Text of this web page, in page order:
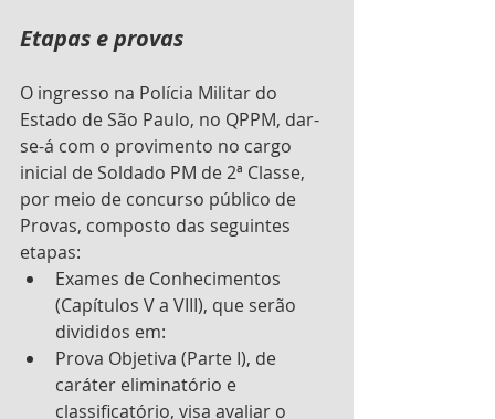
Etapas e provas
O ingresso na Polícia Militar do
Estado de São Paulo, no QPPM, dar-
se-á com o provimento no cargo
inicial de Soldado PM de 2ª Classe,
por meio de concurso público de
Provas, composto das seguintes
etapas:
Exames de Conhecimentos
(Capítulos V a VIII), que serão
divididos em:
Prova Objetiva (Parte I), de
caráter eliminatório e
classificatório, visa avaliar o